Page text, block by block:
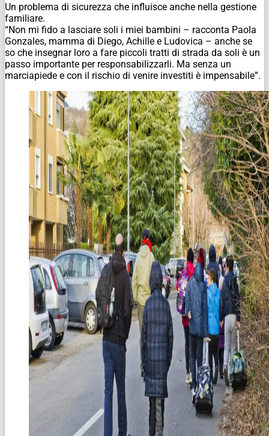
Un problema di sicurezza che influisce anche nella gestione
familiare.
“Non mi fido a lasciare soli i miei bambini – racconta Paola
Gonzales, mamma di Diego, Achille e Ludovica – anche se
so che insegnar loro a fare piccoli tratti di strada da soli è un
passo importante per responsabilizzarli. Ma senza un
marciapiede e con il rischio di venire investiti è impensabile”.